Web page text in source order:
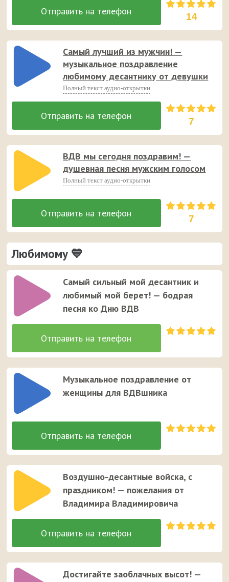
14
Самый лучший из мужчин! —
музыкальное поздравление
любимому десантнику от девушки
Полный текст аудио-открытки
7
ВДВ мы сегодня поздравим! —
душевная песня мужским голосом
Полный текст аудио-открытки
7
Любимому 💙
Самый сильный мой десантник и
любимый мой берет! — бодрая
песня ко Дню ВДВ
Музыкальное поздравление от
женщины для ВДВшника
Воздушно-десантные войска, с
праздником! — пожелания от
Владимира Владимировича
Достигайте заоблачных высот! —